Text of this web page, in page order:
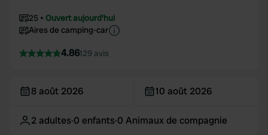
25
Ouvert aujourd'hui
Aires de camping-car
4.86129 avis
8 août 2026 10 août 2026
2 adultes·0 enfants·0 Animaux de compagnie